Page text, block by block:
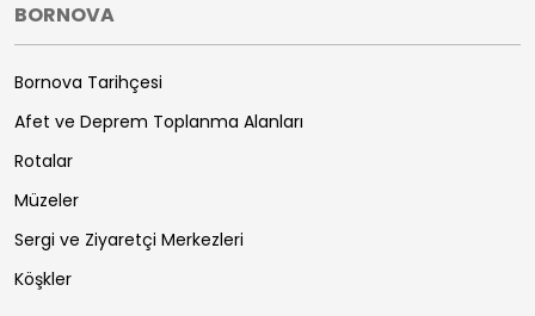
BORNOVA
Bornova Tarihçesi
Afet ve Deprem Toplanma Alanları
Rotalar
Müzeler
Sergi ve Ziyaretçi Merkezleri
Köşkler